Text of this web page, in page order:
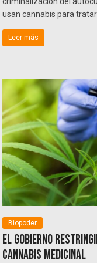
usan cannabis para
Leer más
Biopoder
El Gobierno
cannabis medicinal